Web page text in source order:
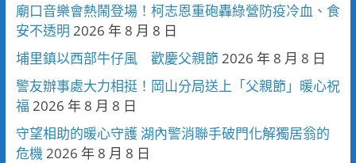
廟口音樂會熱鬧登場！柯志恩重砲轟綠營防疫冷血、食
安不透明 2026 年 8 月 8 日
埔里鎮以西部牛仔風 歡慶父親節2026 年 8 月 8 日
警友辦事處大力相挺！岡山分局送上「父親節」暖心祝
福 2026 年 8 月 8 日
守望相助的暖心守護 湖內警消聯手破門化解獨居翁的
危機2026 年 8 月 8 日